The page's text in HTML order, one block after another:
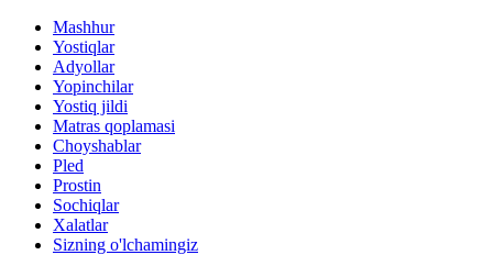
Mashhur
Yostiqlar
Adyollar
Yopinchilar
Yostiq jildi
Matras qoplamasi
Choyshablar
Pled
Prostin
Sochiqlar
Xalatlar
Sizning o'lchamingiz